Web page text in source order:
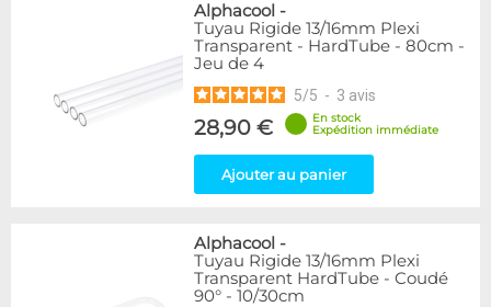
Alphacool -
Tuyau Rigide 13/16mm Plexi
Transparent - HardTube - 80cm -
Jeu de 4
5/5 - 3 avis
28,90 €
En stock
Expédition immédiate
Ajouter au panier
Alphacool -
Tuyau Rigide 13/16mm Plexi
Transparent HardTube - Coudé
90° - 10/30cm